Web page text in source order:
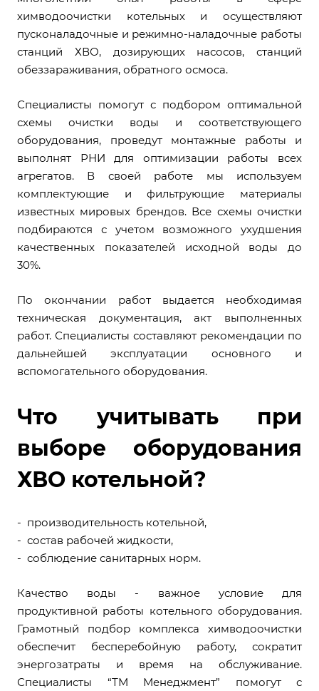
химводоочистки котельных и осуществляют
пусконаладочные и режимно-наладочные работы
станций ХВО, дозирующих насосов, станций
обеззараживания, обратного осмоса.
Специалисты помогут с подбором оптимальной
схемы очистки воды и соответствующего
оборудования, проведут монтажные работы и
выполнят РНИ для оптимизации работы всех
агрегатов. В своей работе мы используем
комплектующие и фильтрующие материалы
известных мировых брендов. Все схемы очистки
подбираются с учетом возможного ухудшения
качественных показателей исходной воды до
30%.
По окончании работ выдается необходимая
техническая документация, акт выполненных
работ. Специалисты составляют рекомендации по
дальнейшей эксплуатации основного и
вспомогательного оборудования.
Что учитывать при
выборе оборудования
ХВО котельной?
- производительность котельной,
- состав рабочей жидкости,
- соблюдение санитарных норм.
Качество воды - важное условие для
продуктивной работы котельного оборудования.
Грамотный подбор комплекса химводоочистки
обеспечит бесперебойную работу, сократит
энергозатраты и время на обслуживание.
Специалисты “ТМ Менеджмент” помогут с